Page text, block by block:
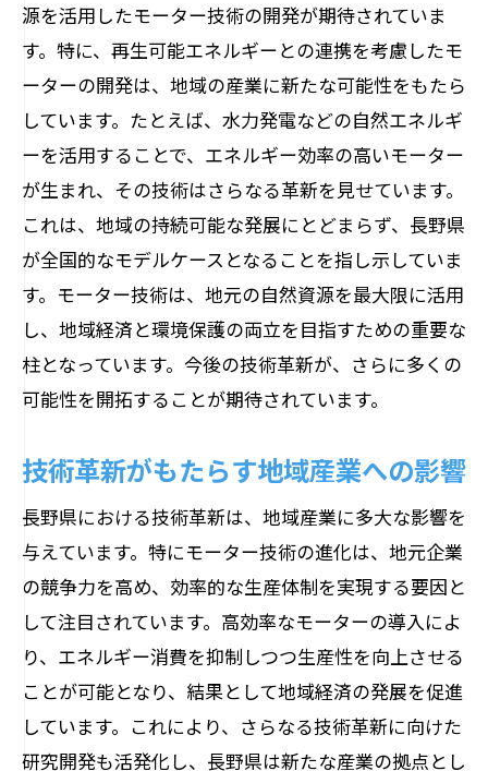
地域電力供給を支えるモーター技術
長野県のエネルギー自給率向上への貢献
再生可能エネルギーの未来を拓くモータ
ー
自動化農業に貢献するモーター技術の最新動
向
農業効率化を支えるモーターの役割
自動化技術の進化とモーターの応用
スマート農業を実現するモーター活用例
農業生産性向上に寄与するモーター技術
ロボット農機具におけるモーターの重要
長野県の農業革新を支える最新モーター
地域経済を活性化するモーターの可能性を探
る
地元産業の競争力を高めるモーター技術
経済成長に寄与するモーターの可能性
産業連携を強化するモーター技術の展開
地域企業が抱える課題とモーターの解決
策
源を活用したモーター技術の開発が期待されていま
す。特に、再生可能エネルギーとの連携を考慮したモ
ーターの開発は、地域の産業に新たな可能性をもたら
しています。たとえば、水力発電などの自然エネルギ
ーを活用することで、エネルギー効率の高いモーター
が生まれ、その技術はさらなる革新を見せています。
これは、地域の持続可能な発展にとどまらず、長野県
が全国的なモデルケースとなることを指し示していま
す。モーター技術は、地元の自然資源を最大限に活用
し、地域経済と環境保護の両立を目指すための重要な
柱となっています。今後の技術革新が、さらに多くの
可能性を開拓することが期待されています。
技術革新がもたらす地域産業への影響
長野県における技術革新は、地域産業に多大な影響を
与えています。特にモーター技術の進化は、地元企業
の競争力を高め、効率的な生産体制を実現する要因と
して注目されています。高効率なモーターの導入によ
り、エネルギー消費を抑制しつつ生産性を向上させる
ことが可能となり、結果として地域経済の発展を促進
しています。これにより、さらなる技術革新に向けた
研究開発も活発化し、長野県は新たな産業の拠点とし